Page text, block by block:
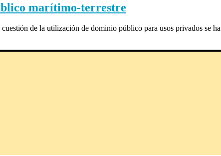
marítimo-terrestre
de la utilización de dominio público para usos privados se